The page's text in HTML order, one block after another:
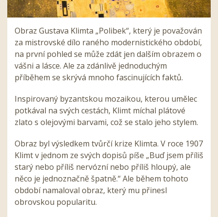
Obraz Gustava Klimta „Polibek“, který je považován
za mistrovské dílo raného modernistického období,
na první pohled se může zdát jen dalším obrazem o
vášni a lásce. Ale za zdánlivě jednoduchým
příběhem se skrývá mnoho fascinujících faktů.
Inspirovaný byzantskou mozaikou, kterou umělec
potkával na svých cestách, Klimt míchal plátové
zlato s olejovými barvami, což se stalo jeho stylem.
Obraz byl výsledkem tvůrčí krize Klimta. V roce 1907
Klimt v jednom ze svých dopisů píše „Buď jsem příliš
starý nebo příliš nervózní nebo příliš hloupý, ale
něco je jednoznačně špatně.“ Ale během tohoto
období namaloval obraz, který mu přinesl
obrovskou popularitu.